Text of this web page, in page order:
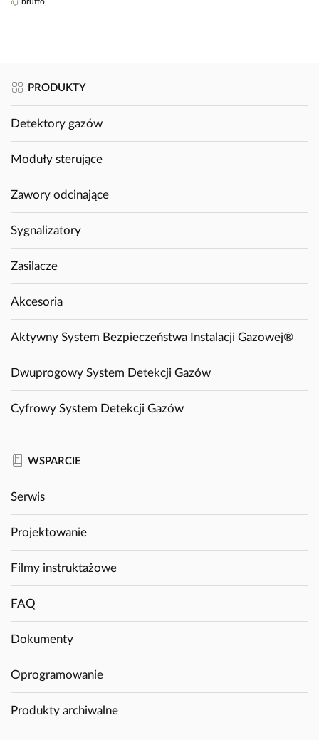
brutto
PRODUKTY
Detektory gazów
Moduły sterujące
Zawory odcinające
Sygnalizatory
Zasilacze
Akcesoria
Aktywny System Bezpieczeństwa Instalacji Gazowej®
Dwuprogowy System Detekcji Gazów
Cyfrowy System Detekcji Gazów
WSPARCIE
Serwis
Projektowanie
Filmy instruktażowe
FAQ
Dokumenty
Oprogramowanie
Produkty archiwalne